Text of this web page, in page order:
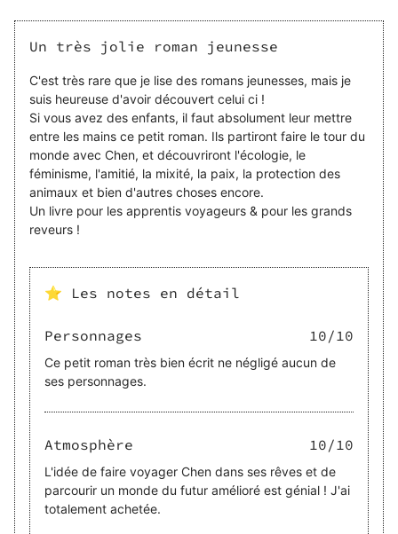
réussir autrement que par les schémas classiques, les
voies toutes tracées. Embarquez avec Chen, l'héroïne au
d'amour et d'évasion. Chaque chapitre est une aventure
incroyable à travers les paysages et coutumes d'un coin
du monde. Alors prêts et prêtes pour l'inattendu ?
Un très jolie roman jeunesse
C'est très rare que je lise des romans jeunesses, mais je
suis heureuse d'avoir découvert celui ci !
Si vous avez des enfants, il faut absolument leur mettre
entre les mains ce petit roman. Ils partiront faire le tour du
monde avec Chen, et découvriront l'écologie, le
féminisme, l'amitié, la mixité, la paix, la protection des
animaux et bien d'autres choses encore.
Un livre pour les apprentis voyageurs & pour les grands
reveurs !
⭐ Les notes en détail
Personnages 10/10
Ce petit roman très bien écrit ne négligé aucun de
ses personnages.
Atmosphère 10/10
L'idée de faire voyager Chen dans ses rêves et de
parcourir un monde du futur amélioré est génial ! J'ai
totalement achetée.